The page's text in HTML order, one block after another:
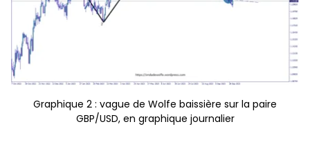
Graphique 2 : vague de Wolfe baissière sur la paire
GBP/USD, en graphique journalier